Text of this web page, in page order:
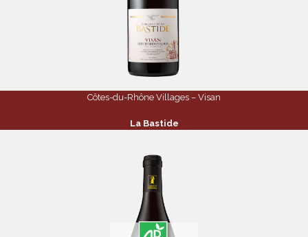
Côtes-du-Rhône Villages – Visan
La Bastide